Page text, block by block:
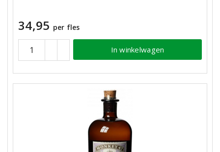
34,95 per fles
In winkelwagen